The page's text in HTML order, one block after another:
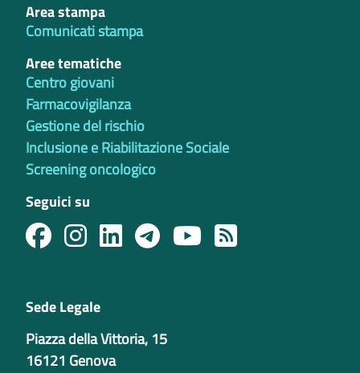
Area stampa
Comunicati stampa
Aree tematiche
Centro giovani
Farmacovigilanza
Gestione del rischio
Inclusione e Riabilitazione Sociale
Screening oncologico
Seguici su
Sede Legale
Piazza della Vittoria, 15
16121 Genova